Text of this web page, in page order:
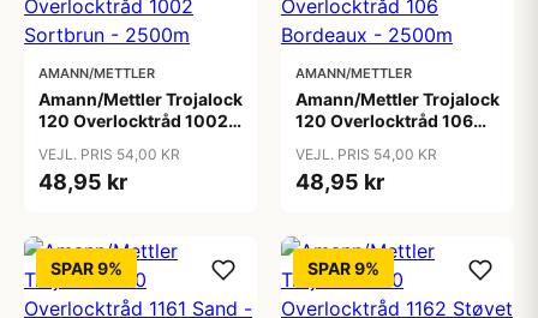
AMANN/METTLER
Amann/Mettler Trojalock
120 Overlocktråd 1002
VEJL. PRIS 54,00 KR
48,95 kr
AMANN/METTLER
Amann/Mettler Trojalock
120 Overlocktråd 106
VEJL. PRIS 54,00 KR
48,95 kr
SPAR 9% SPAR 9%